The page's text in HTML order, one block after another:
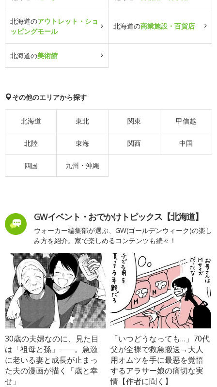
北海道のアウトレット・ショ
ッピングモール
北海道の商業施設・百貨店
北海道の美術館
その他のエリアから探す
北海道 東北 関東 甲信越
北陸 東海 関西 中国
四国 九州・沖縄
GWイベント・おでかけトピックス【北海道】
ウォーカー編集部が選ぶ、GW(ゴールデンウィーク)の楽し
み方を紹介。家で楽しめるコンテンツも続々！
30歳の夫婦なのに、見た目
は「祖母と孫」――。急激
に老いる妻と成長が止まっ
た夫の漫画が描く「歳と幸
せ」
「いつどうなっても…」70代
父が全裸で救急搬送→大人
用オムツを手に最悪を覚悟
するアラサー娘の痛切な実
情【作者に聞く】